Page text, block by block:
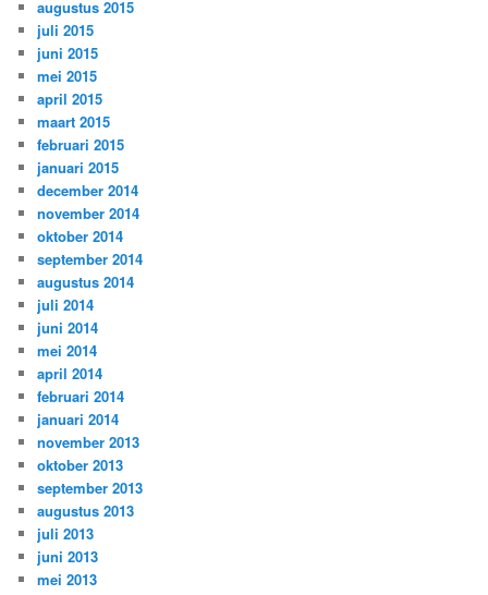
augustus 2015
juli 2015
juni 2015
mei 2015
april 2015
maart 2015
februari 2015
januari 2015
december 2014
november 2014
oktober 2014
september 2014
augustus 2014
juli 2014
juni 2014
mei 2014
april 2014
februari 2014
januari 2014
november 2013
oktober 2013
september 2013
augustus 2013
juli 2013
juni 2013
mei 2013